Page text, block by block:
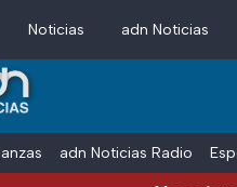
Noticias adn Noticias
adn Noticias Radio